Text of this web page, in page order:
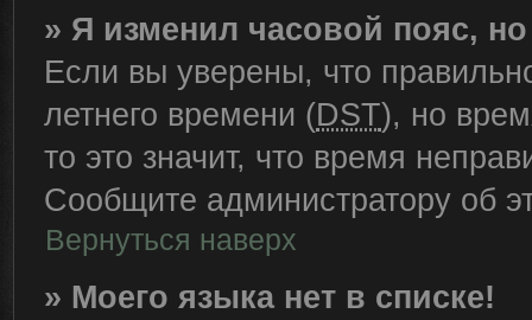
» Я изменил часовой пояс,
Если вы уверены, что
летнего времени (DST), но
то это значит, что время
Сообщите администратору об
Вернуться наверх
» Моего языка нет в списке!